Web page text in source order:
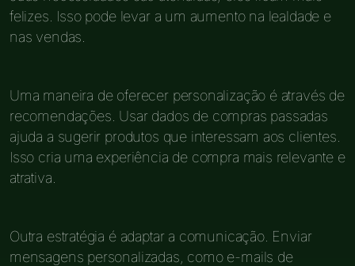
felizes. Isso pode levar a um aumento na lealdade e
nas vendas.
Uma maneira de oferecer personalização é através de
recomendações. Usar dados de compras passadas
ajuda a sugerir produtos que interessam aos clientes.
Isso cria uma experiência de compra mais relevante e
atrativa.
Outra estratégia é adaptar a comunicação. Enviar
mensagens personalizadas, como e-mails de